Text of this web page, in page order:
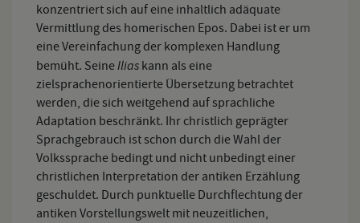
konzentriert sich auf eine inhaltlich adäquate
Vermittlung des homerischen Epos. Dabei ist er um
eine Vereinfachung der komplexen Handlung
bemüht. SeineIlias kann als eine
zielsprachenorientierte Übersetzung betrachtet
werden, die sich weitgehend auf sprachliche
Adaptation beschränkt. Ihr christlich geprägter
Sprachgebrauch ist schon durch die Wahl der
Volkssprache bedingt und nicht unbedingt einer
christlichen Interpretation der antiken Erzählung
geschuldet. Durch punktuelle Durchflechtung der
antiken Vorstellungswelt mit neuzeitlichen,